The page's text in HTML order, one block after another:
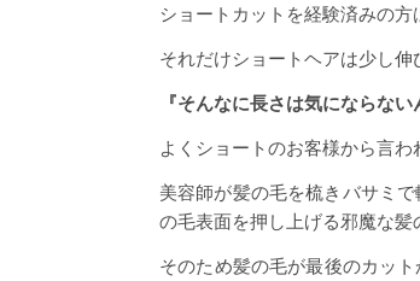
ショートカットを経験済みの方
それだけショートヘアは少し伸
『そんなに長さは気にならな
よくショートのお客様から言わ
美容師が髪の毛を梳きバサミ
の毛表面を押し上げる邪魔な髪
そのため髪の毛が最後のカッ